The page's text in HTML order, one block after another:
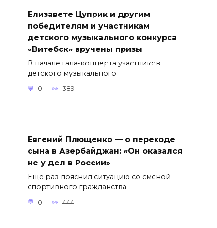
Елизавете Цуприк и другим
победителям и участникам
детского музыкального конкурса
«Витебск» вручены призы
В начале гала-концерта участников
детского музыкального
0 389
Евгений Плющенко — о переходе
сына в Азербайджан: «Он оказался
не у дел в России»
Ещё раз пояснил ситуацию со сменой
спортивного гражданства
0 444